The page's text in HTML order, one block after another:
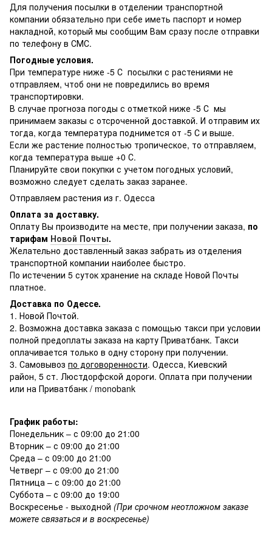
Для получения посылки в отделении транспортной
компании обязательно при себе иметь паспорт и номер
накладной, который мы сообщим Вам сразу после отправки
по телефону в СМС.
Погодные условия.
При температуре ниже -5 С посылки с растениями не
отправляем, чтоб они не повредились во время
транспортировки.
В случае прогноза погоды с отметкой ниже -5 С мы
принимаем заказы с отсроченной доставкой. И отправим их
тогда, когда температура поднимется от -5 С и выше.
Если же растение полностью тропическое, то отправляем,
когда температура выше +0 С.
Планируйте свои покупки с учетом погодных условий,
возможно следует сделать заказ заранее.
Отправляем растения из г. Одесса
Оплата за доставку.
Оплату Вы производите на месте, при получении заказа, по
тарифам Новой Почты.
Желательно доставленный заказ забрать из отделения
транспортной компании наиболее быстро.
По истечении 5 суток хранение на складе Новой Почты
платное.
Доставка по Одессе.
1. Новой Почтой.
2. Возможна доставка заказа с помощью такси при условии
полной предоплаты заказа на карту Приватбанк. Такси
оплачивается только в одну сторону при получении.
3. Самовывоз по договоренности. Одесса, Киевский
район, 5 ст. Люстдорфской дороги. Оплата при получении
или на Приватбанк / monobank
График работы:
Понедельник – с 09:00 до 21:00
Вторник – с 09:00 до 21:00
Среда – с 09:00 до 21:00
Четверг – с 09:00 до 21:00
Пятница – с 09:00 до 21:00
Суббота – с 09:00 до 19:00
Воскресенье - выходной (При срочном неотложном заказе
можете связаться и в воскресенье)